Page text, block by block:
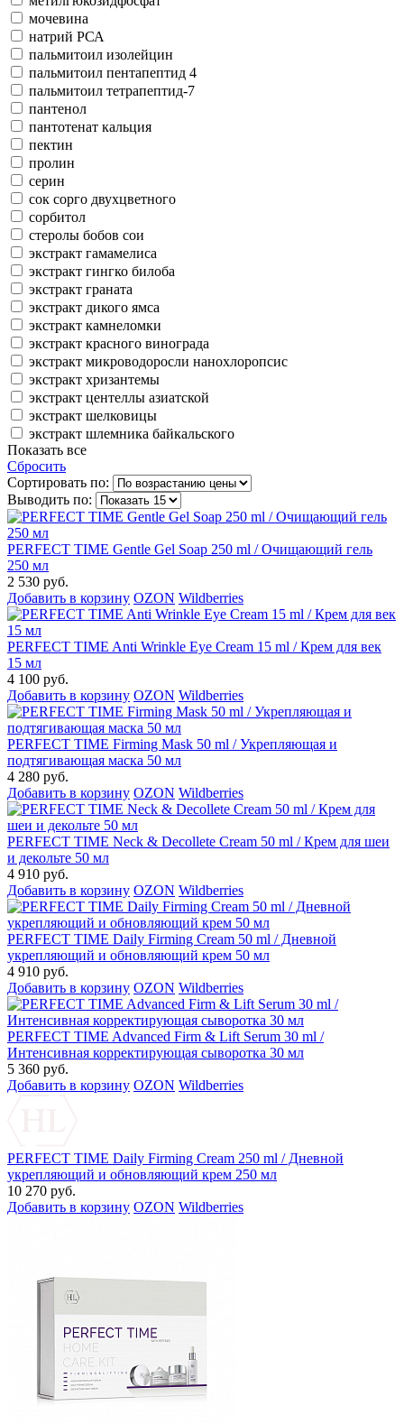
мочевина
натрий РСА
пальмитоил изолейцин
пальмитоил пентапептид 4
пальмитоил тетрапептид-7
пантенол
пантотенат кальция
пектин
пролин
серин
сок сорго двухцветного
сорбитол
стеролы бобов сои
экстракт гамамелиса
экстракт гингко билоба
экстракт граната
экстракт дикого ямса
экстракт камнеломки
экстракт красного винограда
экстракт микроводоросли нанохлоропсис
экстракт хризантемы
экстракт центеллы азиатской
экстракт шелковицы
экстракт шлемника байкальского
Показать все
Сбросить
Сортировать по:
Выводить по:
PERFECT TIME Gentle Gel Soap 250 ml / Очищающий гель
250 мл
2 530 руб.
Добавить в корзину OZON Wildberries
PERFECT TIME Anti Wrinkle Eye Cream 15 ml / Крем для век
15 мл
4 100 руб.
Добавить в корзину OZON Wildberries
PERFECT TIME Firming Mask 50 ml / Укрепляющая и
подтягивающая маска 50 мл
4 280 руб.
Добавить в корзину OZON Wildberries
PERFECT TIME Neck & Decollete Cream 50 ml / Крем для шеи
и декольте 50 мл
4 910 руб.
Добавить в корзину OZON Wildberries
PERFECT TIME Daily Firming Cream 50 ml / Дневной
укрепляющий и обновляющий крем 50 мл
4 910 руб.
Добавить в корзину OZON Wildberries
PERFECT TIME Advanced Firm & Lift Serum 30 ml /
Интенсивная корректирующая сыворотка 30 мл
5 360 руб.
Добавить в корзину OZON Wildberries
PERFECT TIME Daily Firming Cream 250 ml / Дневной
укрепляющий и обновляющий крем 250 мл
10 270 руб.
Добавить в корзину OZON Wildberries